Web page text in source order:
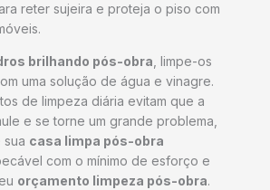
reter sujeira e proteja o piso com
brilhando pós-obra, limpe-os
uma solução de água e vinagre.
de limpeza diária evitam que a
e se torne um grande problema,
sua casa limpa pós-obra
com o mínimo de esforço e
orçamento limpeza pós-obra.